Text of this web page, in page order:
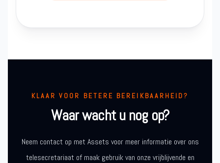
KLAAR VOOR BETERE BEREIKBAARHEID?
Waar wacht u nog op?
Neem contact op met Assets voor meer informatie over ons
telesecretariaat of maak gebruik van onze vrijblijvende en